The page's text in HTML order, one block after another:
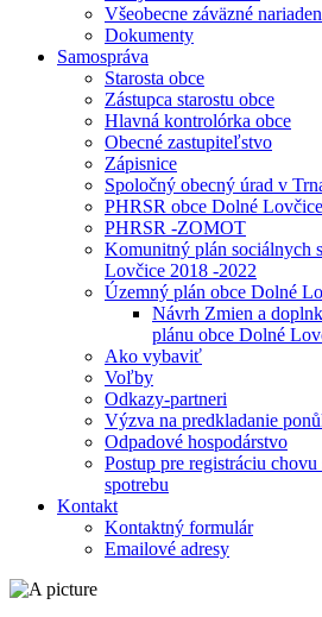
Všeobecne záväzné
Dokumenty
Samospráva
Starosta obce
Zástupca starostu obce
Hlavná kontrolórka obce
Obecné zastupiteľstvo
Zápisnice
Spoločný obecný úrad v
PHRSR obce Dolné Lovčice
PHRSR -ZOMOT
Komunitný plán sociálnych
Lovčice 2018 -2022
Územný plán obce Dolné
Návrh Zmien a
plánu obce Dolné
Ako vybaviť
Voľby
Odkazy-partneri
Výzva na predkladanie
Odpadové hospodárstvo
Postup pre registráciu
spotrebu
Kontakt
Kontaktný formulár
Emailové adresy